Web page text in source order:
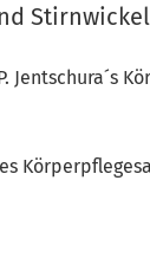
Jentschura´s